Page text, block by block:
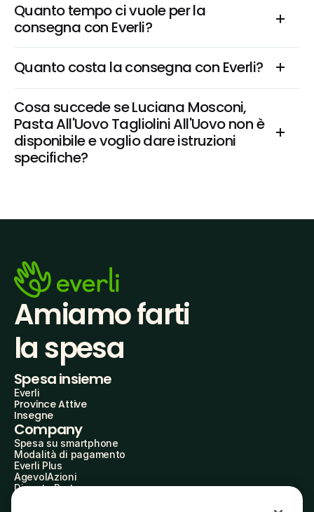
Quanto tempo ci vuole per la
consegna con Everli?
Quanto costa la consegna con Everli?
Cosa succede se Luciana Mosconi,
Pasta All'Uovo Tagliolini All'Uovo non è
disponibile e voglio dare istruzioni
specifiche?
Amiamo farti
la spesa
Spesa insieme
Everli
Province Attive
Insegne
Company
Spesa su smartphone
Modalità di pagamento
Everli Plus
AgevolAzioni
Diventa Partner